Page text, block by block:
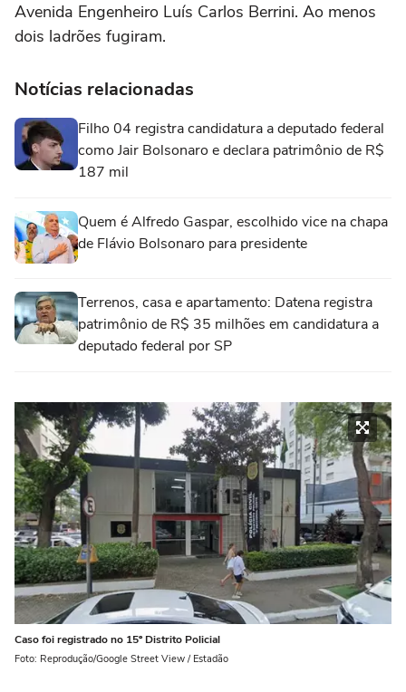
Avenida Engenheiro Luís Carlos Berrini. Ao menos
dois ladrões fugiram.
Notícias relacionadas
Filho 04 registra candidatura a deputado federal
como Jair Bolsonaro e declara patrimônio de R$
187 mil
Quem é Alfredo Gaspar, escolhido vice na chapa
de Flávio Bolsonaro para presidente
Terrenos, casa e apartamento: Datena registra
patrimônio de R$ 35 milhões em candidatura a
deputado federal por SP
Caso foi registrado no 15º Distrito Policial
Foto: Reprodução/Google Street View / Estadão